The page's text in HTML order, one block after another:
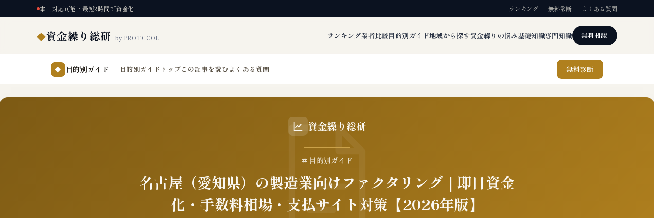
本日対応可能・最短2時間で資金化 ランキング 無料診断 よくある質問
◆資金繰り総研 by PROTOCOL ランキング業者比較目的別ガイド地域から探す資金繰りの悩み基礎知識専門知識 無料相談
◆ 目的別ガイド 目的別ガイドトップ この記事を読むよくある質問 無料診断
資金繰り総研
# 目的別ガイド
名古屋（愛知県）の製造業向けファクタリング｜即日資金
化・手数料相場・支払サイト対策【2026年版】